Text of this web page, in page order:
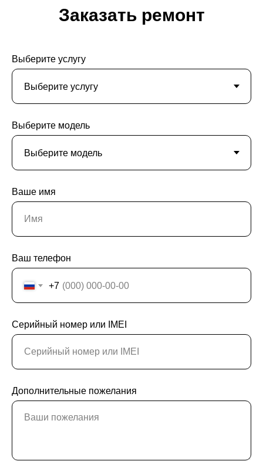
Заказать ремонт
Выберите услугу
Выберите модель
Ваше имя
Ваш телефон
+7
Серийный номер или IMEI
Дополнительные пожелания